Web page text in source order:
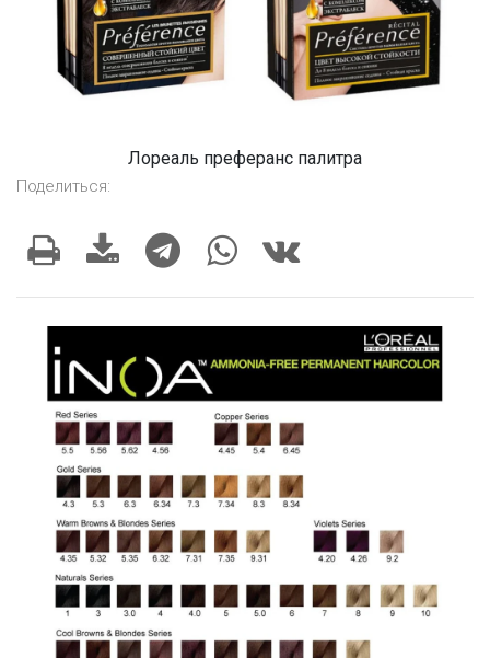
Лореаль преферанс палитра
Поделиться: